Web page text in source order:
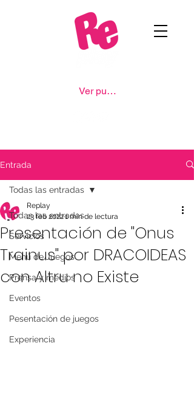
Ver puntos
Entrada
Todas las entradas
Servicios
Menú de Juegos
Prensa y medios
Eventos
Pesentación de juegos
Experiencia
Todas las entradas
Presentación de "Onus
Trainus" por DRACOIDEAS
con Altru no Existe
Replay
23 feb 20221 min de lectura